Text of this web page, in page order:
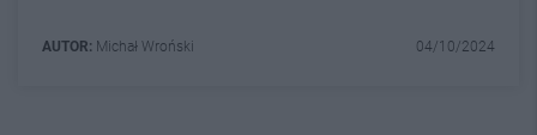
AUTOR: Michał Wroński 04/10/2024